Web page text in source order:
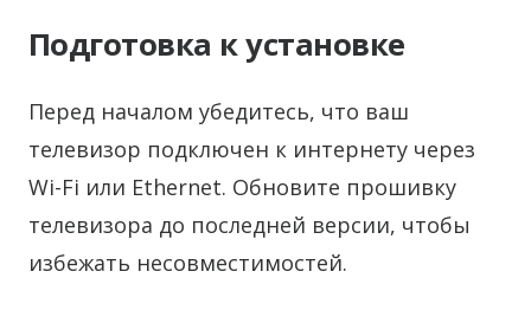
Подготовка к установке
Перед началом убедитесь, что ваш
телевизор подключен к интернету через
Wi-Fi или Ethernet. Обновите прошивку
телевизора до последней версии, чтобы
избежать несовместимостей.